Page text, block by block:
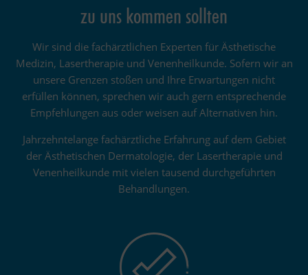
zu uns kommen sollten
Wir sind die fachärztlichen Experten für Ästhetische
Medizin, Lasertherapie und Venenheilkunde. Sofern wir an
unsere Grenzen stoßen und Ihre Erwartungen nicht
erfüllen können, sprechen wir auch gern entsprechende
Empfehlungen aus oder weisen auf Alternativen hin.
Jahrzehntelange fachärztliche Erfahrung auf dem Gebiet
der Ästhetischen Dermatologie, der Lasertherapie und
Venenheilkunde mit vielen tausend durchgeführten
Behandlungen.